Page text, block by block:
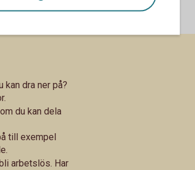
dra ner på?
du kan dela
till exempel
arbetslös. Har